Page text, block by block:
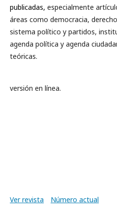
publicadas, especialmente
áreas como democracia,
sistema político y partidos,
agenda política y agenda
teóricas.
versión en línea.
Ver revista Número actual